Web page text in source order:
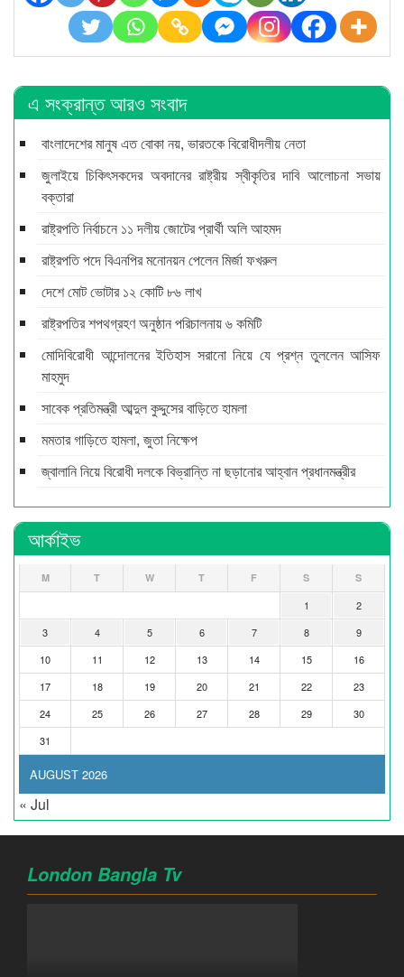
এ সংক্রান্ত আরও সংবাদ
বাংলাদেশের মানুষ এত বোকা নয়, ভারতকে বিরোধীদলীয় নেতা
জুলাইয়ে চিকিৎসকদের অবদানের রাষ্ট্রীয় স্বীকৃতির দাবি আলোচনা সভায়
বক্তারা
রাষ্ট্রপতি নির্বাচনে ১১ দলীয় জোটের প্রার্থী অলি আহমদ
রাষ্ট্রপতি পদে বিএনপির মনোনয়ন পেলেন মির্জা ফখরুল
দেশে মোট ভোটার ১২ কোটি ৮৬ লাখ
রাষ্ট্রপতির শপথগ্রহণ অনুষ্ঠান পরিচালনায় ৬ কমিটি
মোদিবিরোধী আন্দোলনের ইতিহাস সরানো নিয়ে যে প্রশ্ন তুললেন আসিফ
মাহমুদ
সাবেক প্রতিমন্ত্রী আব্দুল কুদ্দুসের বাড়িতে হামলা
মমতার গাড়িতে হামলা, জুতা নিক্ষেপ
জ্বালানি নিয়ে বিরোধী দলকে বিভ্রান্তি না ছড়ানোর আহ্বান প্রধানমন্ত্রীর
আর্কাইভ
AUGUST 2026
M T W T F S S
1
2
3
4 5 6 7 8
9
10
11 12 13 14 15
16
17
18 19 20 21 22
23
24
25 26 27 28 29
30
31
« Jul
London Bangla Tv